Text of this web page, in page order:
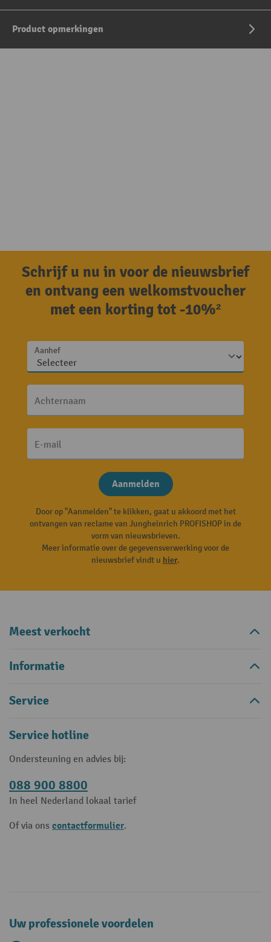
Product opmerkingen
Schrijf u nu in voor de nieuwsbrief
en ontvang een welkomstvoucher
met een korting tot -10%²
Aanhef
Achternaam
E-mail
Aanmelden
Door op "Aanmelden" te klikken, gaat u akkoord met het
ontvangen van reclame van Jungheinrich PROFISHOP in de
vorm van nieuwsbrieven.
Meer informatie over de gegevensverwerking voor de
nieuwsbrief vindt u hier.
Meest verkocht
Informatie
Service
Service hotline
Ondersteuning en advies bij:
088 900 8800
In heel Nederland lokaal tarief
Of via ons contactformulier.
Uw professionele voordelen